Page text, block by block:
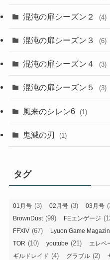
混沌の扉シーズン２ (4)
混沌の扉シーズン３ (6)
混沌の扉シーズン４ (3)
混沌の扉シーズン５ (3)
風来のシレン6 (1)
鬼滅の刃 (1)
タグ
01月号 (3) 02月号 (3) 03月号
BrownDust (99) FEエンゲージ
FFXIV (67) Lyuon Game
TOR (10) youtube (21) エレベ
ギルドレイド (4) グラブル (2)